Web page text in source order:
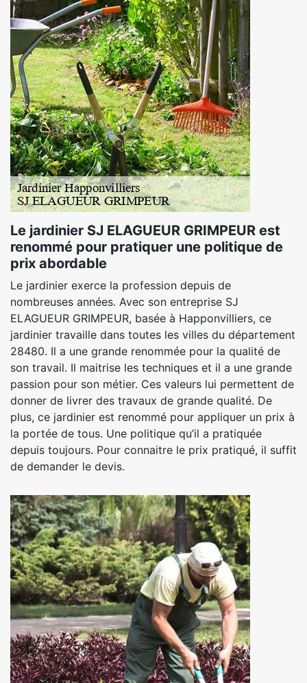
Le jardinier SJ ELAGUEUR GRIMPEUR est
renommé pour pratiquer une politique de
prix abordable
Le jardinier exerce la profession depuis de
nombreuses années. Avec son entreprise SJ
ELAGUEUR GRIMPEUR, basée à Happonvilliers, ce
jardinier travaille dans toutes les villes du département
28480. Il a une grande renommée pour la qualité de
son travail. Il maitrise les techniques et il a une grande
passion pour son métier. Ces valeurs lui permettent de
donner de livrer des travaux de grande qualité. De
plus, ce jardinier est renommé pour appliquer un prix à
la portée de tous. Une politique qu’il a pratiquée
depuis toujours. Pour connaitre le prix pratiqué, il suffit
de demander le devis.